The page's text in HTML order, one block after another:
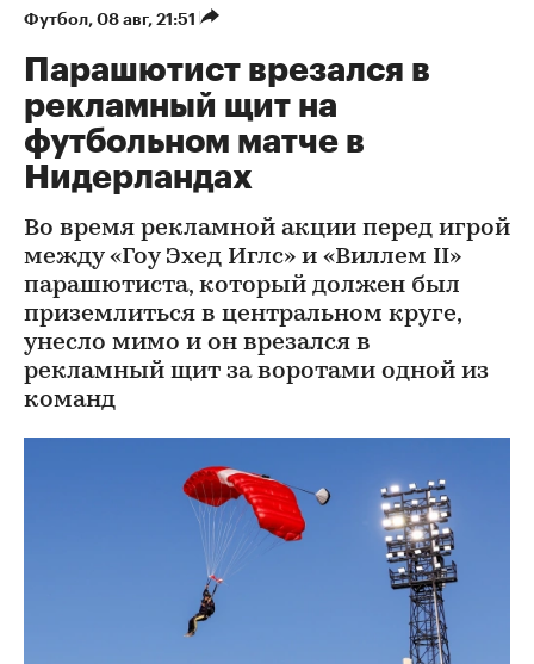
Футбол⁠, 08 авг, 21:51
Парашютист врезался в
рекламный щит на
футбольном матче в
Нидерландах
Во время рекламной акции перед игрой
между «Гоу Эхед Иглс» и «Виллем II»
парашютиста, который должен был
приземлиться в центральном круге,
унесло мимо и он врезался в
рекламный щит за воротами одной из
команд